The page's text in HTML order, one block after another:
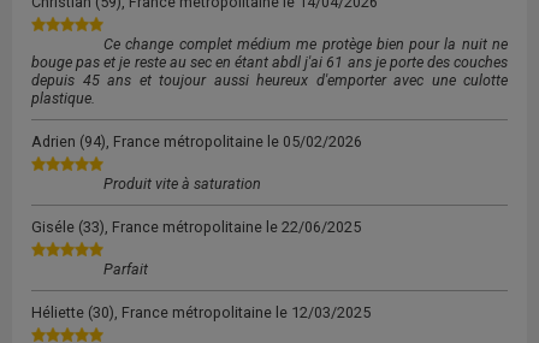
Ce change complet médium me protège bien pour la nuit ne
bouge pas et je reste au sec en étant abdl j'ai 61 ans je porte des couches
depuis 45 ans et toujour aussi heureux d'emporter avec une culotte
plastique.
Adrien (94), France métropolitaine le 05/02/2026
Produit vite à saturation
Giséle (33), France métropolitaine le 22/06/2025
Parfait
Héliette (30), France métropolitaine le 12/03/2025